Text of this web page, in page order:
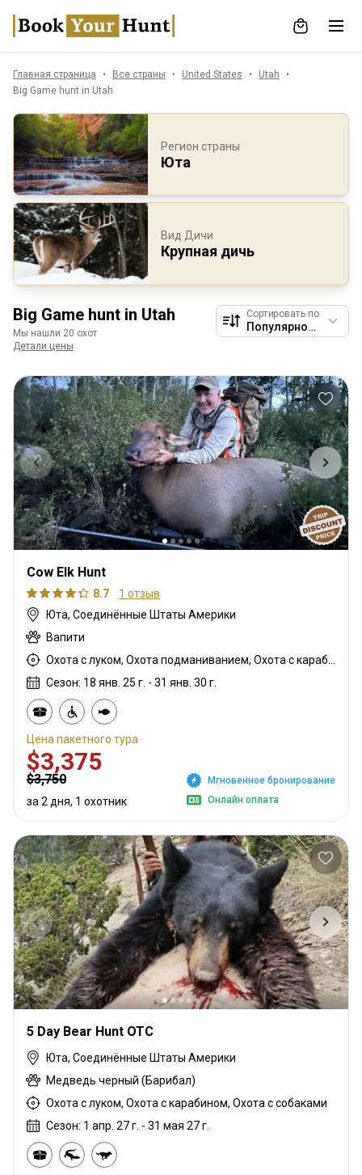
Главная страница Все страны United States
Utah
Big Game hunt in Utah
Регион страны
Юта
Вид Дичи
Крупная дичь
Big Game hunt in Utah
Мы нашли 20 охот
Детали цены
Сортировать по
Cow Elk Hunt
8.7
1 отзыв
Юта, Соединённые Штаты Америки
Вапити
Сезон: 18 янв. 25 г. - 31 янв. 30 г.
Цена пакетного тура
$3,375
$3,750
за 2 дня, 1 охотник
Мгновенное бронирование
Онлайн оплата
5 Day Bear Hunt OTC
Юта, Соединённые Штаты Америки
Медведь черный (Барибал)
Охота с луком, Охота с карабином, Охота с собаками
Сезон: 1 апр. 27 г. - 31 мая 27 г.